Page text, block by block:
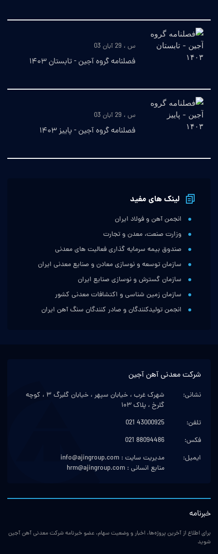
س ، 29 آبان 03
فصلنامه گروه آجین - تابستان ۱۴۰۳
س ، 29 آبان 03
فصلنامه گروه آجین - پاییز ۱۴۰۳
لینک های مفید
انجمن آهن و فولاد ایران
وزارت صنعت، معدن و تجارت
صندوق بیمه سرمایه گذاری فعالیت های معدنی
سازمان توسعه و نوسازی معادن و صنایع معدنی ایران
سازمان گسترش و نوسازی صنایع ایران
سازمان زمین شناسی و اکتشافات معدنی کشور
انجمن تولیدکنندگان و صادر کنندگان سنگ آهن ایران
شرکت معدنی آهن آجین
نشانی:
شهرک غرب ، خیابان سپهر ، خیابان گلبرگ ۳ ، کوچه
گلرخ ، پلاک ۱۰۳
تلفن:
021 43000925
فکس:
021 88094486
ایمیل:
مدیریت سایت : info@ajingroup.com
منابع انسانی : hrm@ajingroup.com
خبرنامه
برای اطلاع از آخرین پروژه‌ها، اخبار و وضعیت سهام، عضو خبرنامه شرکت معدنی آهن آجین
شوید